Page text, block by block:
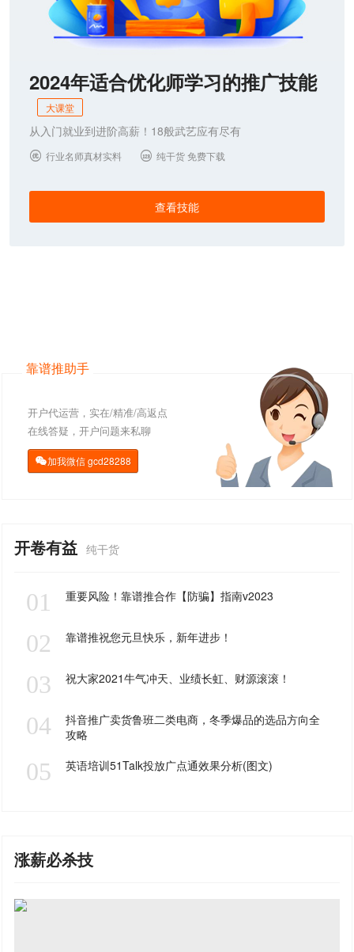
2024年适合优化师学习的推广技能
大课堂
从入门就业到进阶高薪！18般武艺应有尽有
 行业名师真材实料  纯干货 免费下载
查看技能
靠谱推助手
开户代运营，实在/精准/高返点
在线答疑，开户问题来私聊
加我微信gcd28288
开卷有益 纯干货
01 重要风险！靠谱推合作【防骗】指南v2023
02 靠谱推祝您元旦快乐，新年进步！
03 祝大家2021牛气冲天、业绩长虹、财源滚滚！
04
抖音推广卖货鲁班二类电商，冬季爆品的选品方向全
攻略
05 英语培训51Talk投放广点通效果分析(图文)
涨薪必杀技